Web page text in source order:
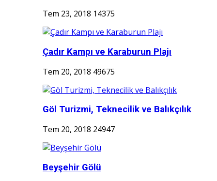
Tem 23, 2018 14375
Çadır Kampı ve Karaburun Plajı
Tem 20, 2018 49675
Göl Turizmi, Teknecilik ve Balıkçılık
Tem 20, 2018 24947
Beyşehir Gölü